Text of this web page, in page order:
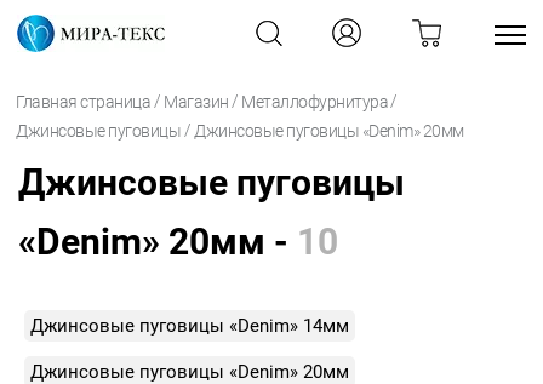
Главная страница / Магазин / Металлофурнитура /
Джинсовые пуговицы / Джинсовые пуговицы «Denim» 20мм
Джинсовые пуговицы
«Denim» 20мм - 10
Джинсовые пуговицы «Denim» 14мм
Джинсовые пуговицы «Denim» 20мм